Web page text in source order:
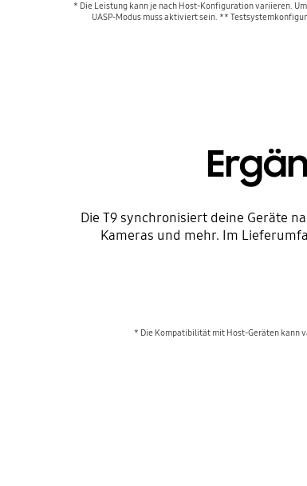
* Die Leistung kann je nach Host-Konfiguration variieren.
UASP-Modus muss aktiviert sein. **
Die T9 synchronisiert deine Geräte
Kameras und mehr. Im
* Die Kompatibilität mit Host-Geräten kann